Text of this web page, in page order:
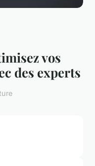
vos
des experts